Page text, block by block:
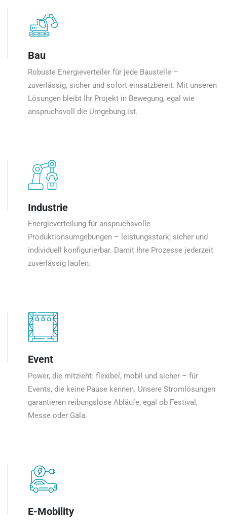
Bau
Robuste Energieverteiler für jede Baustelle –
zuverlässig, sicher und sofort einsatzbereit. Mit unseren
Lösungen bleibt Ihr Projekt in Bewegung, egal wie
anspruchsvoll die Umgebung ist.
Industrie
Energieverteilung für anspruchsvolle
Produktionsumgebungen – leistungsstark, sicher und
individuell konfigurierbar. Damit Ihre Prozesse jederzeit
zuverlässig laufen.
Event
Power, die mitzieht: flexibel, mobil und sicher – für
Events, die keine Pause kennen. Unsere Stromlösungen
garantieren reibungslose Abläufe, egal ob Festival,
Messe oder Gala.
E-Mobility